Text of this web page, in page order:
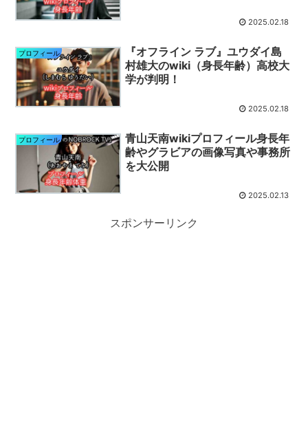
2025.02.18
プロフィール
『オフライン ラブ』ユウダイ島
村雄大のwiki（身長年齢）高校大
学が判明！
2025.02.18
プロフィール
青山天南wikiプロフィール身長年
齢やグラビアの画像写真や事務所
を大公開
2025.02.13
スポンサーリンク